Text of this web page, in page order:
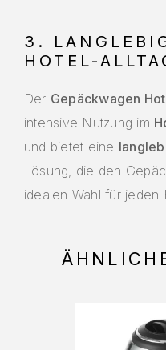
3.
HOTEL-
Der Gepäckwagen
intensive Nutzung im
und bietet eine
Lösung, die den
idealen Wahl für jeden